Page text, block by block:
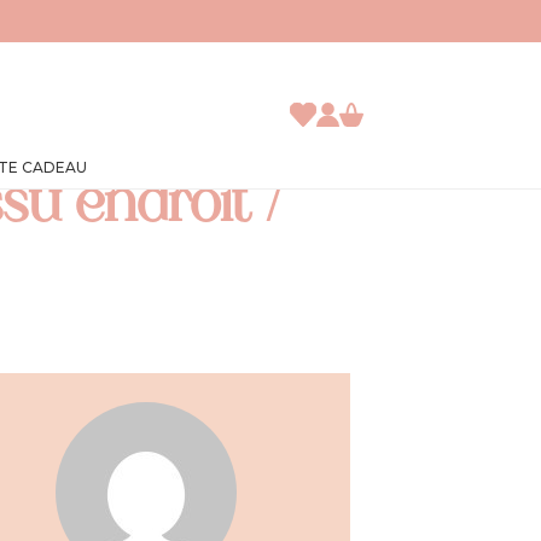
JE DÉCOUVRE
ACCÈS ABONNÉ
CADEAUendroit /